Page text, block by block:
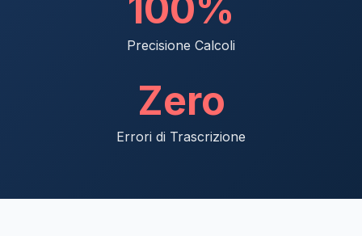
Precisione Calcoli
Zero
Errori di Trascrizione